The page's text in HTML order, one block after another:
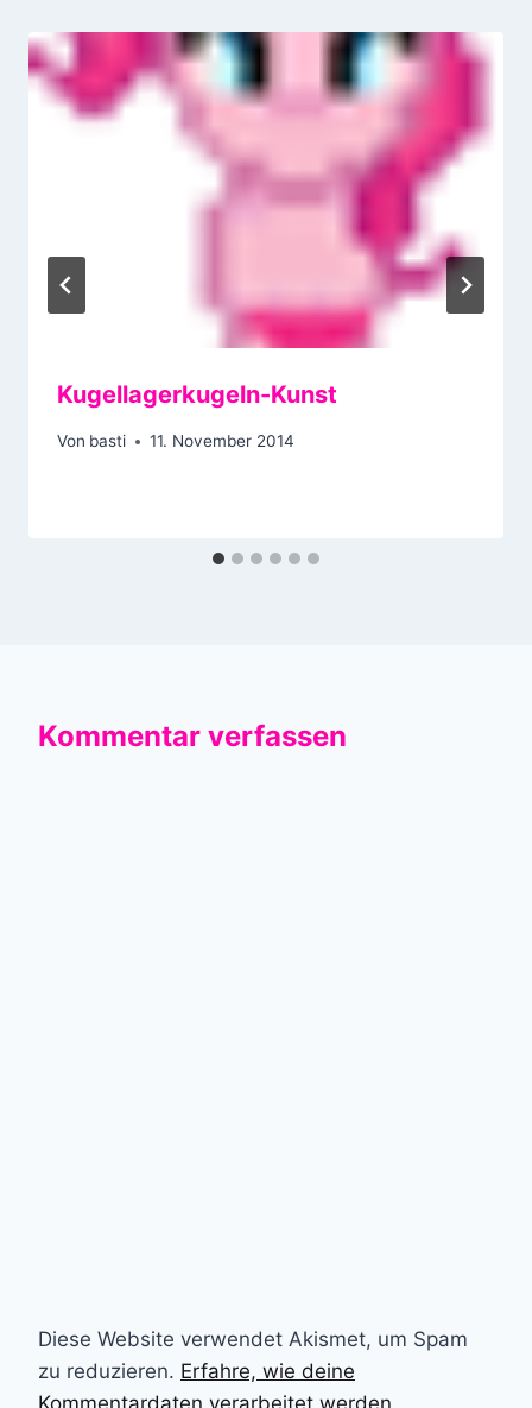
Kugellagerkugeln-Kunst
Von basti 11. November 2014
Kommentar verfassen
Diese Website verwendet Akismet, um Spam
zu reduzieren. Erfahre, wie deine